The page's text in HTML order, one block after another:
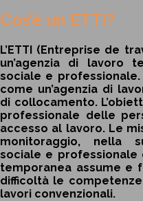
Cos’è un ETTI?
L’ETTI (Entreprise de
un’agenzia di lavoro
sociale e professionale.
come un’agenzia di
di collocamento.
professionale delle
accesso al lavoro. Le
monitoraggio, nella
sociale e professionale
temporanea assume e
difficoltà le
lavori convenzionali.